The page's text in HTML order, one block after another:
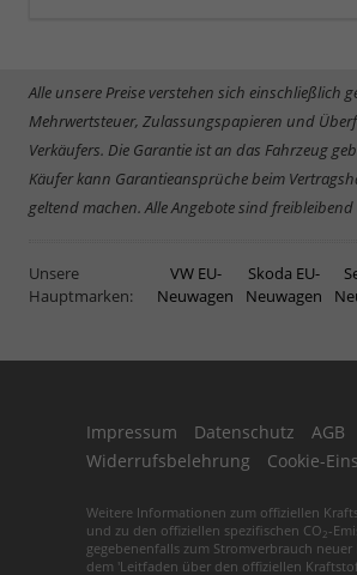
Alle unsere Preise verstehen sich einschließlich
Mehrwertsteuer, Zulassungspapieren und
Verkäufers. Die Garantie ist an das Fahrzeug
Käufer kann Garantieansprüche beim
geltend machen. Alle Angebote sind
Unsere
Hauptmarken:
VW EU-
Neuwagen
Skoda EU-
Neuwagen
Impressum Datenschutz
AGB
Widerrufsbelehrung
Cookie-
Weitere Informationen zum offiziellen
und zu den offiziellen spezifischen CO2 -
gegebenenfalls zum Stromverbrauch neuer
dem 'Leitfaden über den offiziellen